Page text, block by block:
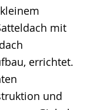
mit
errichtet.
und